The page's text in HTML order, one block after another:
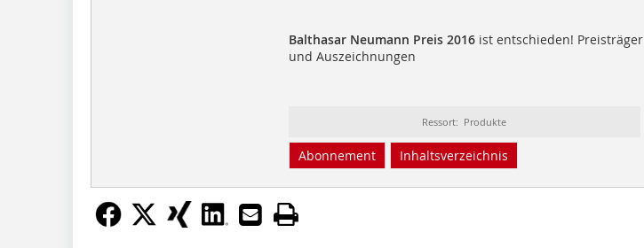
Balthasar Neumann Preis 2016ist entschieden! Preisträger
und Auszeichnungen
Ressort: Produkte
Abonnement Inhaltsverzeichnis